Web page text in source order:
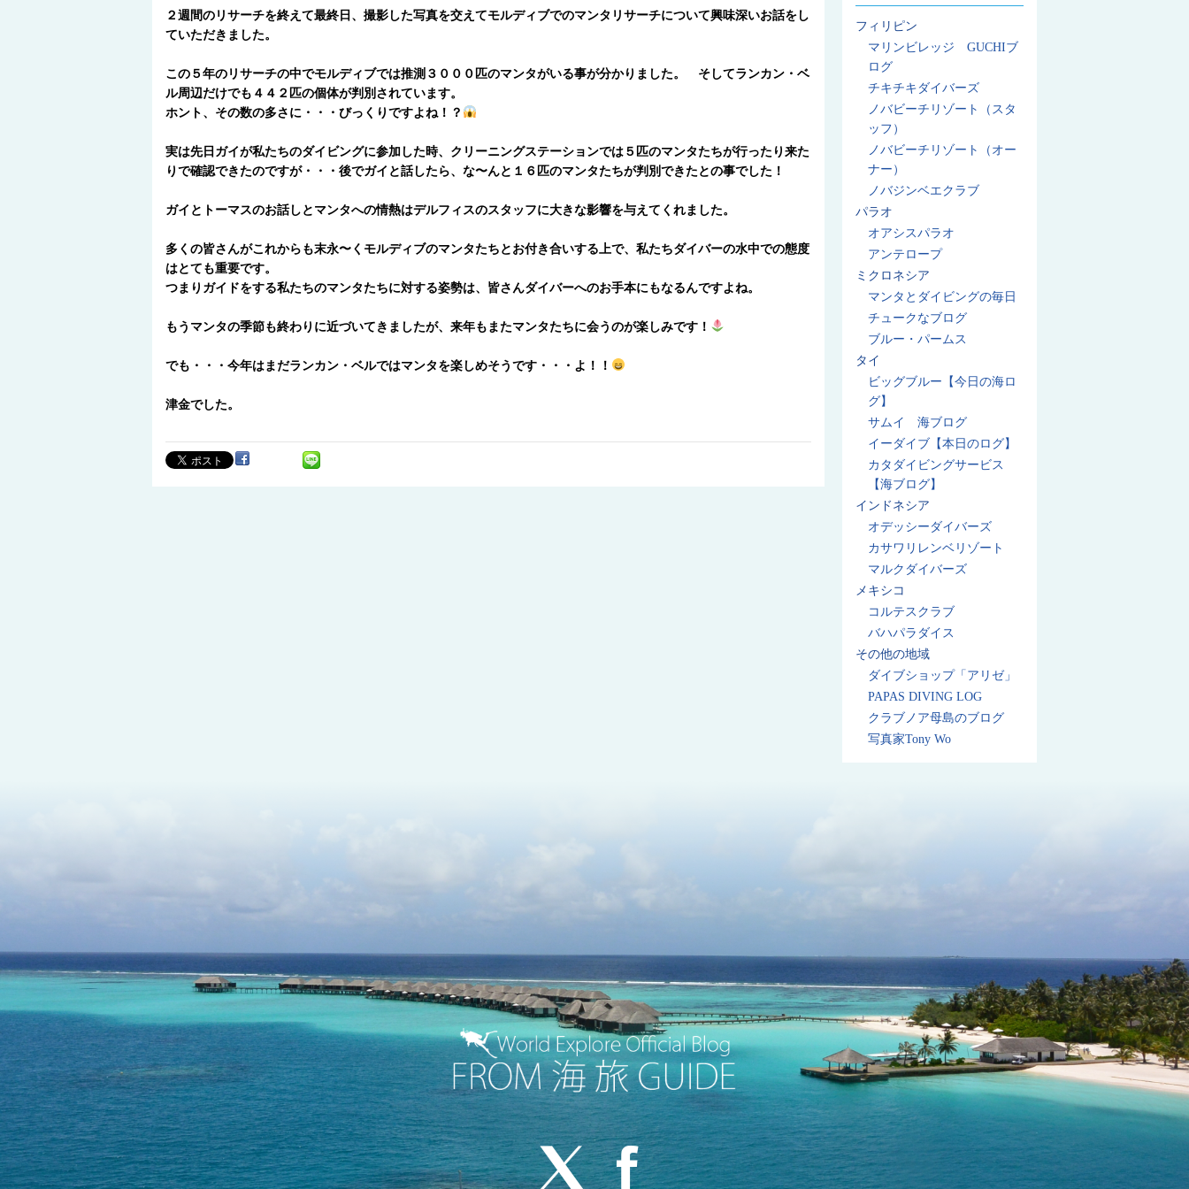
２週間のリサーチを終えて最終日、撮影した写真を交えてモルディブでのマンタリサーチについて興味深いお話をし
ていただきました。
この５年のリサーチの中でモルディブでは推測３０００匹のマンタがいる事が分かりました。 そしてランカン・ベ
ル周辺だけでも４４２匹の個体が判別されています。
ホント、その数の多さに・・・びっくりですよね！？
実は先日ガイが私たちのダイビングに参加した時、クリーニングステーションでは５匹のマンタたちが行ったり来た
りで確認できたのですが・・・後でガイと話したら、な〜んと１６匹のマンタたちが判別できたとの事でした！
ガイとトーマスのお話しとマンタへの情熱はデルフィスのスタッフに大きな影響を与えてくれました。
多くの皆さんがこれからも末永〜くモルディブのマンタたちとお付き合いする上で、私たちダイバーの水中での態度
はとても重要です。
つまりガイドをする私たちのマンタたちに対する姿勢は、皆さんダイバーへのお手本にもなるんですよね。
もうマンタの季節も終わりに近づいてきましたが、来年もまたマンタたちに会うのが楽しみです！
でも・・・今年はまだランカン・ベルではマンタを楽しめそうです・・・よ！！
津金でした。
フィリピン
マリンビレッジ GUCHIブ
ログ
チキチキダイバーズ
ノバビーチリゾート（スタ
ッフ）
ノバビーチリゾート（オー
ナー）
ノバジンベエクラブ
パラオ
オアシスパラオ
アンテロープ
ミクロネシア
マンタとダイビングの毎日
チュークなブログ
ブルー・パームス
タイ
ビッグブルー【今日の海ロ
グ】
サムイ 海ブログ
イーダイブ【本日のログ】
カタダイビングサービス
【海ブログ】
インドネシア
オデッシーダイバーズ
カサワリレンベリゾート
マルクダイバーズ
メキシコ
コルテスクラブ
バハパラダイス
その他の地域
ダイブショップ「アリゼ」
PAPAS DIVING LOG
クラブノア母島のブログ
写真家Tony Wo